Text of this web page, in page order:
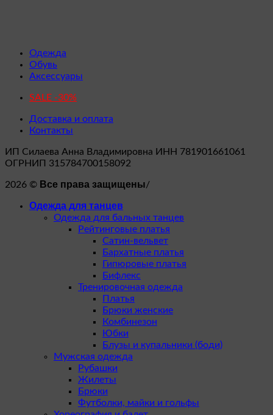
Одежда
Обувь
Аксессуары
SALE -30%
Доставка и оплата
Контакты
ИП Силаева Анна Владимировна ИНН 781901661061
ОГРНИП 315784700158092
2026 © Все права защищены/
Одежда для танцев
Одежда для бальных танцев
Рейтинговые платья
Сатин-вельвет
Бархатные платья
Гипюровые платья
Бифлекс
Тренировочная одежда
Платья
Брюки женские
Комбинезон
Юбки
Блузы и купальники (боди)
Мужская одежда
Рубашки
Жилеты
Брюки
Футболки, майки и гольфы